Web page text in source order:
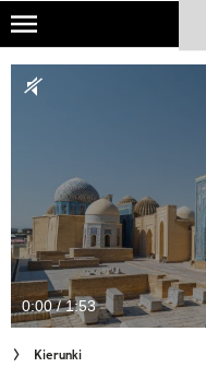
Skip
main
NATIONAL GEOGRAPHIC
Sklep
Newsletter
Cuda Polski
Wielki Konkurs Fotograficzny
0:00 / 1:53
Kierunki